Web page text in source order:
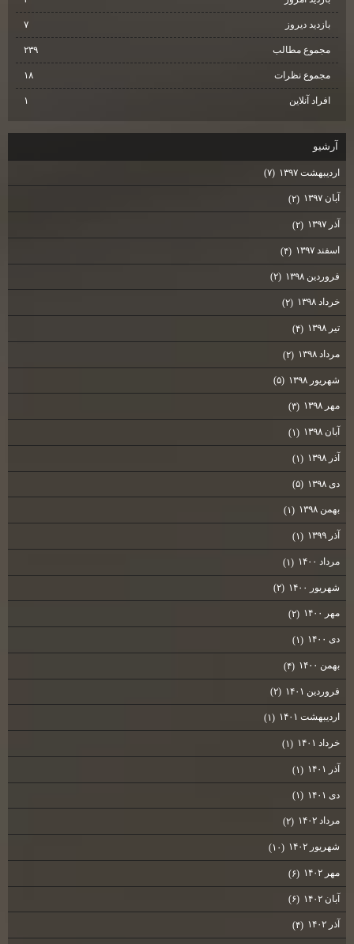
بازدید دیروز
مجموع مطالب ۲۳۹
مجموع نظرات ۱۸
افراد آنلاین
آرشيو
اردیبهشت ۱۳۹۷ (۷)
آبان ۱۳۹۷ (۲)
آذر ۱۳۹۷ (۲)
اسفند ۱۳۹۷ (۴)
فروردین ۱۳۹۸ (۲)
خرداد ۱۳۹۸ (۲)
تیر ۱۳۹۸ (۴)
مرداد ۱۳۹۸ (۲)
شهریور ۱۳۹۸ (۵)
مهر ۱۳۹۸ (۳)
آبان ۱۳۹۸ (۱)
آذر ۱۳۹۸ (۱)
دی ۱۳۹۸ (۵)
بهمن ۱۳۹۸ (۱)
آذر ۱۳۹۹ (۱)
مرداد ۱۴۰۰ (۱)
شهریور ۱۴۰۰ (۲)
مهر ۱۴۰۰ (۲)
دی ۱۴۰۰ (۱)
بهمن ۱۴۰۰ (۴)
فروردین ۱۴۰۱ (۲)
اردیبهشت ۱۴۰۱ (۱)
خرداد ۱۴۰۱ (۱)
آذر ۱۴۰۱ (۱)
دی ۱۴۰۱ (۱)
مرداد ۱۴۰۲ (۲)
شهریور ۱۴۰۲ (۱۰)
مهر ۱۴۰۲ (۶)
آبان ۱۴۰۲ (۶)
آذر ۱۴۰۲ (۴)